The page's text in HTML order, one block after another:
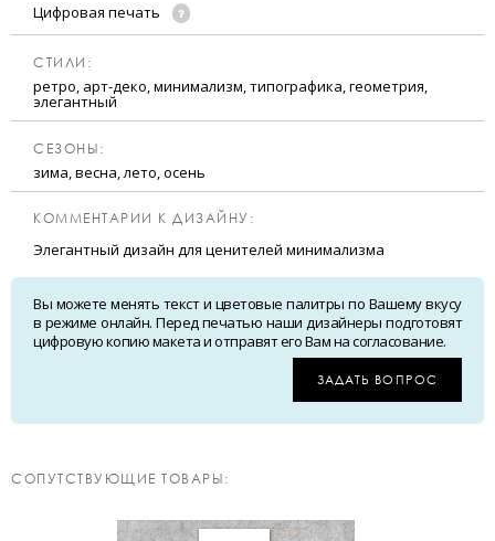
Цифровая печать
CТИЛИ:
ретро, арт-деко, минимализм, типографика, геометрия,
элегантный
CЕЗОНЫ:
зима, весна, лето, осень
КОММЕНТАРИИ К ДИЗАЙНУ:
Элегантный дизайн для ценителей минимализма
Вы можете менять текст и цветовые палитры по Вашему вкусу
в режиме онлайн. Перед печатью наши дизайнеры подготовят
цифровую копию макета и отправят его Вам на согласование.
ЗАДАТЬ ВОПРОС
CОПУТСТВУЮЩИЕ ТОВАРЫ: